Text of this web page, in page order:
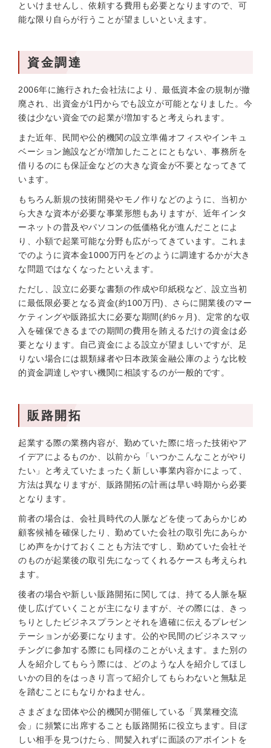
といけませんし、依頼する費用も必要となりますので、可
能な限り自らが行うことが望ましいといえます。
資金調達
2006年に施行された会社法により、最低資本金の規制が撤
廃され、出資金が1円からでも設立が可能となりました。今
後は少ない資金での起業が増加すると考えられます。
また近年、民間や公的機関の設立準備オフィスやインキュ
ベーション施設などが増加したことにともない、事務所を
借りるのにも保証金などの大きな資金が不要となってきて
います。
もちろん新規の技術開発やモノ作りなどのように、当初か
ら大きな資本が必要な事業形態もありますが、近年インタ
ーネットの普及やパソコンの低価格化が進んだことによ
り、小額で起業可能な分野も広がってきています。これま
でのように資本金1000万円をどのように調達するかが大き
な問題ではなくなったといえます。
ただし、設立に必要な書類の作成や印紙税など、設立当初
に最低限必要となる資金(約100万円)、さらに開業後のマー
ケティングや販路拡大に必要な期間(約6ヶ月)、定常的な収
入を確保できるまでの期間の費用を賄えるだけの資金は必
要となります。自己資金による設立が望ましいですが、足
りない場合には親類縁者や日本政策金融公庫のような比較
的資金調達しやすい機関に相談するのが一般的です。
販路開拓
起業する際の業務内容が、勤めていた際に培った技術やア
イデアによるものか、以前から「いつかこんなことがやり
たい」と考えていたまったく新しい事業内容かによって、
方法は異なりますが、販路開拓の計画は早い時期から必要
となります。
前者の場合は、会社員時代の人脈などを使ってあらかじめ
顧客候補を確保したり、勤めていた会社の取引先にあらか
じめ声をかけておくことも方法ですし、勤めていた会社そ
のものが起業後の取引先になってくれるケースも考えられ
ます。
後者の場合や新しい販路開拓に関しては、持てる人脈を駆
使し広げていくことが主になりますが、その際には、きっ
ちりとしたビジネスプランとそれを適確に伝えるプレゼン
テーションが必要になります。公的や民間のビジネスマッ
チングに参加する際にも同様のことがいえます。また別の
人を紹介してもらう際には、どのような人を紹介してほし
いかの目的をはっきり言って紹介してもらわないと無駄足
を踏むことにもなりかねません。
さまざまな団体や公的機関が開催している「異業種交流
会」に頻繁に出席することも販路開拓に役立ちます。目ぼ
しい相手を見つけたら、間髪入れずに面談のアポイントを